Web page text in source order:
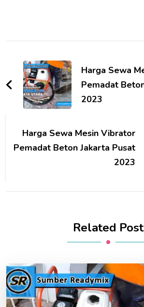
NavigationHarga Sewa
Pemadat
2023
Harga Sewa Mesin Vibrator
Pemadat Beton Jakarta Pusat
2023
Related Post